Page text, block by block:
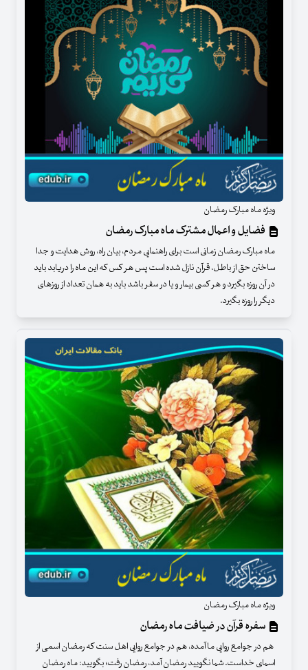
ویژه ماه مبارک رمضان
فضایل و اعمال مشترک ماه مبارک رمضان
ماه مبارک رمضان زمانی است برای راهنمایی مردم، بیان راه، روش هدایت و جدا
ساختن حق از باطل، قرآن نازل شده است پس هر کس که این ماه را دریابد باید
در آن روزه بگیرد و هر کسی بیمار و یا در سفر باشد باید به همان تعداد از روزهای
دیگر را روزه بگیرد.
ویژه ماه مبارک رمضان
سفره قرآن در ضیافت ماه رمضان
هم در جوامع روایی ما آمده، هم در جوامع روایی اهل سنت که رمضان اسمی از
اسمای خداست. شما نگویید رمضان آمد، رمضان رفت؛ بگویید: ماه رمضان